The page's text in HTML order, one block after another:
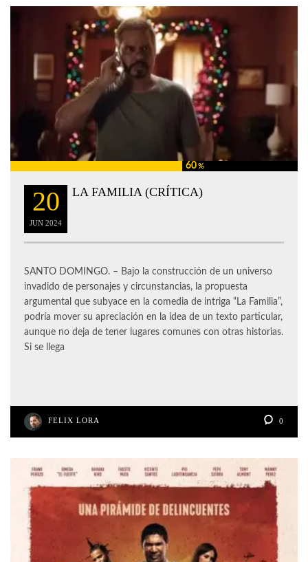
60%
20
JUN 2024
LA FAMILIA (CRÍTICA)
SANTO DOMINGO. – Bajo la construcción de un universo
invadido de personajes y circunstancias, la propuesta
argumental que subyace en la comedia de intriga “La Familia”,
podría mover su apreciación en la idea de un texto particular,
aunque no deja de tener lugares comunes con otras historias.
Si se llega
FELIX LORA 0